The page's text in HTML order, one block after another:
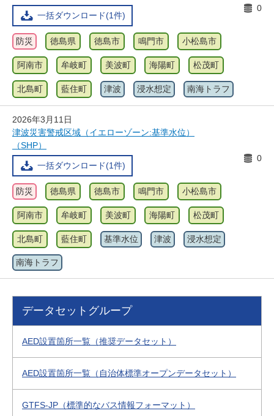
一括ダウンロード(1件)
0
防災 徳島県 徳島市 鳴門市 小松島市
阿南市 牟岐町 美波町 海陽町 松茂町
北島町 藍住町 津波 浸水想定 南海トラフ
2026年3月11日
津波災害警戒区域（イエローゾーン:基準水位）
（SHP）
一括ダウンロード(1件)
0
防災 徳島県 徳島市 鳴門市 小松島市
阿南市 牟岐町 美波町 海陽町 松茂町
北島町 藍住町 基準水位 津波 浸水想定
南海トラフ
データセットグループ
AED設置箇所一覧（推奨データセット）
AED設置箇所一覧（自治体標準オープンデータセット）
GTFS-JP（標準的なバス情報フォーマット）